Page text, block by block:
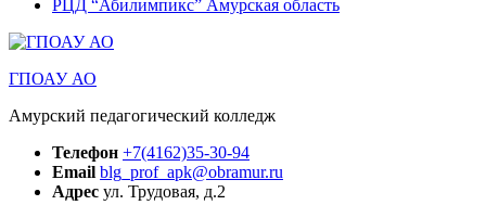
РЦД “Абилимпикс” Амурская область
ГПОАУ АО
Амурский педагогический колледж
Телефон +7(4162)35-30-94
Email blg_prof_apk@obramur.ru
Адрес ул. Трудовая, д.2